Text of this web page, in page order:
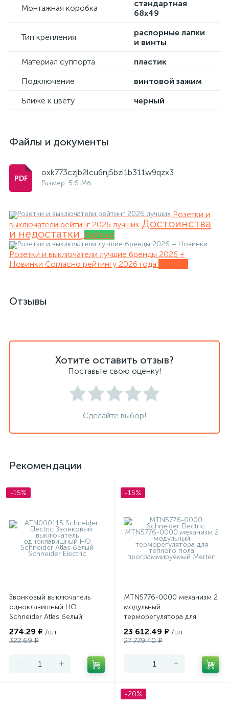
Монтажная коробка
стандартная
68х49
Тип крепления
распорные лапки
и винты
Материал суппорта
пластик
Подключение
винтовой зажим
Ближе к цвету
черный
Файлы и документы
oxk773czjb2lcu6nj5bzi1b311w9qzx3
Размер: 5.6 Мб
Розетки и
выключатели рейтинг 2026 лучших Достоинства
и недостатки. Рейтинг
Розетки и выключатели лучшие бренды 2026 +
Новинки Согласно рейтингу 2026 года
Отзывы
Хотите оставить отзыв?
Поставьте свою оценку!
Сделайте выбор!
Рекомендации
-15%
Звонковый выключатель
одноклавишный НО
Schneider Atlas белый
274.29 ₽ /шт
322.69 ₽
- +
-15%
MTN5776-0000 механизм 2
модульный
терморегулятора для
программируемый Merten
23 612.49 ₽ /шт
27 779.40 ₽
- +
-20%